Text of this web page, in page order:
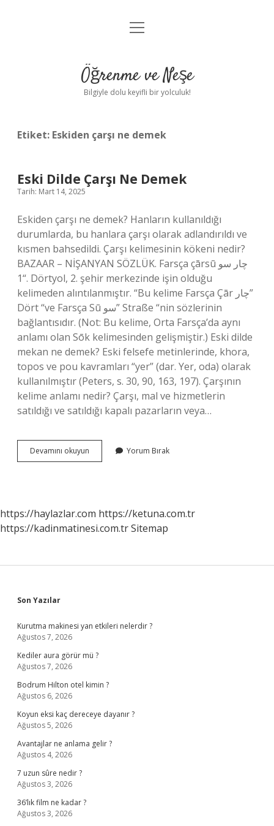
Anasayfa
Yasal Uyarı
menüyü
Öğrenme ve Neşe
Bilgiyle dolu keyifli bir yolculuk!
Etiket: Eskiden çarşı ne demek
Eski Dilde Çarşı Ne Demek
Tarih: Mart 14, 2025
Eskiden çarşı ne demek? Hanların kullanıldığı
durumlarda, bu hanlara çarşı olarak adlandırıldı ve
kısmen bahsedildi. Çarşı kelimesinin kökeni nedir?
BAZAAR – NİŞANYAN SÖZLÜK. Farsça çārsū چار سو
“1. Dörtyol, 2. şehir merkezinde işin olduğu
kelimeden alıntılanmıştır. “Bu kelime Farsça Çār چار”
Dört “ve Farsça Sū سو” Straße “nin sözlerinin
bağlantısıdır. (Not: Bu kelime, Orta Farsça’da aynı
anlamı olan Sōk kelimesinden gelişmiştir.) Eski dilde
mekan ne demek? Eski felsefe metinlerinde, khora,
topos ve pou kavramları “yer” (dar. Yer, oda) olarak
kullanılmıştır (Peters, s. 30, 90, 163, 197). Çarşının
kelime anlamı nedir? Çarşı, mal ve hizmetlerin
satıldığı ve satıldığı kapalı pazarların veya…
Devamını okuyun
Dilde
Yorum Bırak
https://haylazlar.com https://ketuna.com.tr
https://kadinmatinesi.com.trSitemap
Sidebar
Son Yazılar
Kurutma makinesi yan etkileri nelerdir ?
Ağustos 7, 2026
Kediler aura görür mü ?
Ağustos 7, 2026
Bodrum Hilton otel kimin ?
Ağustos 6, 2026
Koyun eksi kaç dereceye dayanır ?
Ağustos 5, 2026
Avantajlar ne anlama gelir ?
Ağustos 4, 2026
7 uzun sûre nedir ?
Ağustos 3, 2026
36’lık film ne kadar ?
Ağustos 3, 2026